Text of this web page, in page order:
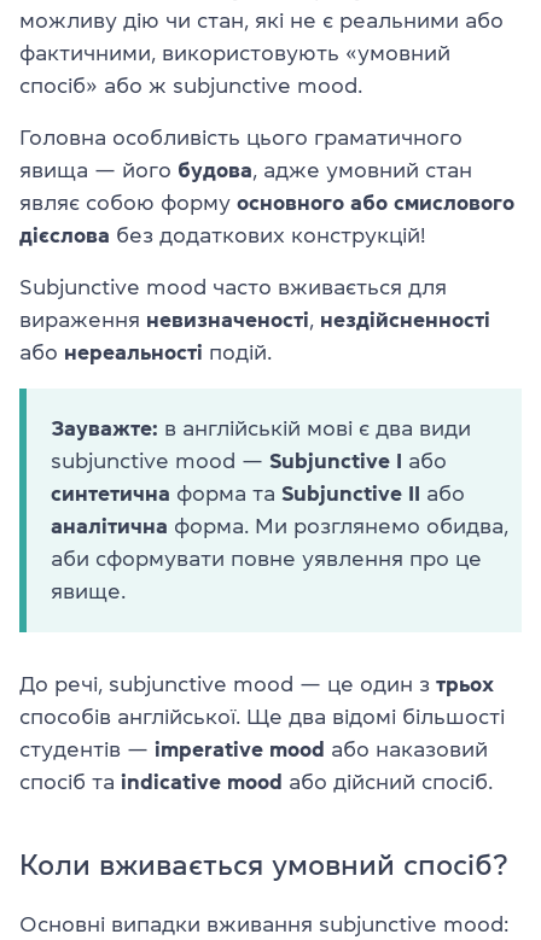
можливу дію чи стан, які не є реальними або
фактичними, використовують «умовний
спосіб» або ж subjunctive mood.
Головна особливість цього граматичного
явища — його будова , адже умовний стан
являє собою форму основного або смислового
дієслова без додаткових конструкцій!
Subjunctive mood часто вживається для
вираження невизначеності
нездійсненності
або нереальності подій.
Зауважте: в англійській мові є два види
subjunctive mood — Subjunctive I або
синтетична форма та Subjunctive II або
аналітична форма. Ми розглянемо обидва,
аби сформувати повне уявлення про це
явище.
До речі, subjunctive mood — це один з трьох
способів англійської. Ще два відомі більшості
студентів — imperative mood або наказовий
спосіб та indicative mood або дійсний спосіб.
Коли вживається умовний спосіб?
Основні випадки вживання subjunctive mood: